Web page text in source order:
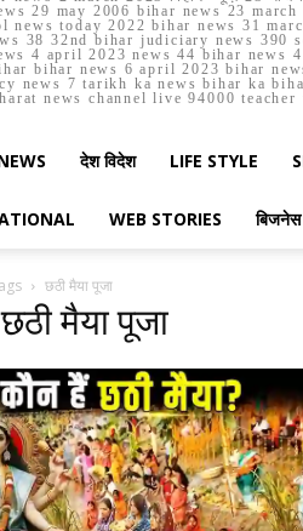
29 may 2006 bihar news 23
news today 2022 bihar news 31
38 32nd bihar judiciary news 390
4 april 2023 news 44 bihar news
bihar news 6 april 2023 bihar
news 7 tarikh ka news bihar ka
news channel live 94000
देश विदेश LIFE STYLE
WEB STORIES बिजनेस
छठी मैया पूजा
मैया पूजा